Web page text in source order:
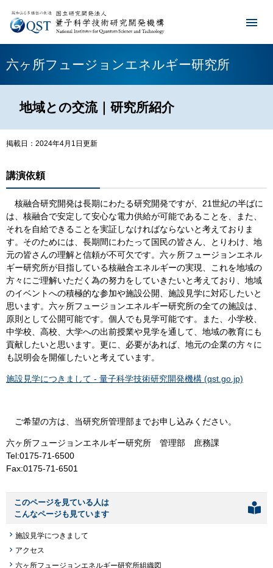
六ヶ所フュージョンエネルギー研究所
地域との交流｜研究所紹介
掲載日：2024年4月1日更新
講演依頼
核融合研究開発は長期にわたる研究開発ですが、21世紀の半ばに
は、核融合で安定して安心な電力供給が可能であることを、また、
それを自給できることを実証しなければならないと考えておりま
す。そのためには、長期間にわたって国民の皆さん、とりわけ、地
元の皆さんの理解と信頼が不可欠です。六ヶ所フュージョンエネル
ギー研究所が目指している核融合エネルギーの実現、これを地域の
方々にご理解いただく為の努力をしていきたいと考えており、地域
のイベントへの積極的な参加や施設公開、施設見学に対応したいと
思います。六ヶ所フュージョンエネルギー研究所の全ての施設は、
原則として公開可能です。個人でも見学可能です。また、小学校、
中学校、高校、大学への出前授業や見学を通して、地域の教育にも
貢献したいと思います。更に、必要があれば、地元の企業の方々に
も説明会を開催したいと考えています。
施設見学につきまして - 量子科学技術研究開発機構 (qst.go.jp)
ご希望の方は、当研究所管理部までお申し込みください。
六ヶ所フュージョンエネルギー研究所 管理部 庶務課
Tel:0175-71-6500
Fax:0175-71-6501
このページを見ている人は
こんなページも見ています
施設見学につきまして
アクセス
六ヶ所フュージョンエネルギー研究所組織図